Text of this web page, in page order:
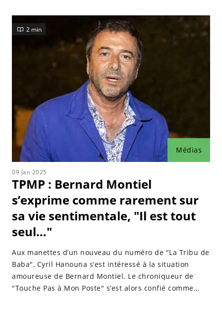
Médias
2 min
09 Jan 2025
TPMP : Bernard Montiel
s’exprime comme rarement sur
sa vie sentimentale, "Il est tout
seul…"
Aux manettes d’un nouveau du numéro de "La Tribu de
Baba", Cyril Hanouna s’est intéressé à la situation
amoureuse de Bernard Montiel. Le chroniqueur de
"Touche Pas à Mon Poste" s’est alors confié comme